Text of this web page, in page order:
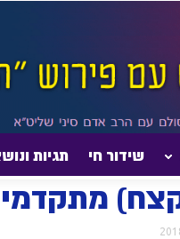
שידור חי תגיות